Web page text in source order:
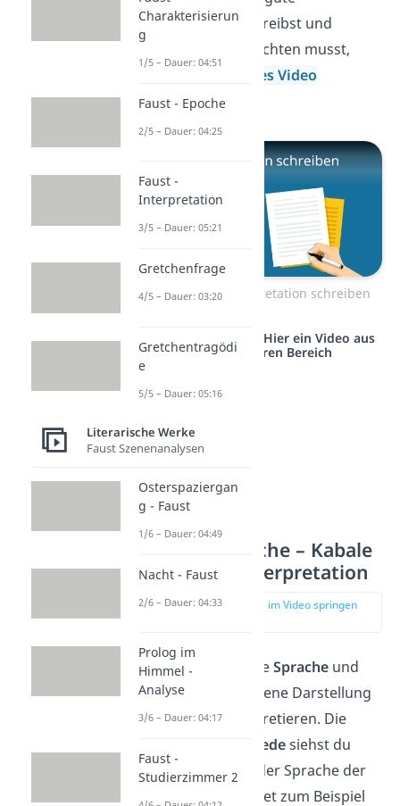
Interpretation schreibst und
worauf du dabei achten musst,
dann hilft dir
dieses Video
bestimmt weiter!
Zum Video: Interpretation schreiben
Studyflix vernetzt: Hier ein Video aus
einem anderen Bereich
Stil und Sprache – Kabale
und Liebe Interpretation
zur Stelle im Video springen
Du kannst auch dieSprache und
die damit verbundene Darstellung
der Figuren interpretieren. Die
Standesunterschiedesiehst du
nämlich schon in der Sprache der
Figuren. Miller redet zum Beispiel
Charakterisierun
g
1/5 – Dauer: 04:51
Faust - Epoche
2/5 – Dauer: 04:25
Faust -
Interpretation
3/5 – Dauer: 05:21
Gretchenfrage
4/5 – Dauer: 03:20
Gretchentragödi
e
5/5 – Dauer: 05:16
Literarische Werke
Faust Szenenanalysen
Osterspaziergan
g - Faust
1/6 – Dauer: 04:49
Nacht - Faust
2/6 – Dauer: 04:33
Prolog im
Himmel -
Analyse
3/6 – Dauer: 04:17
Faust -
Studierzimmer 2